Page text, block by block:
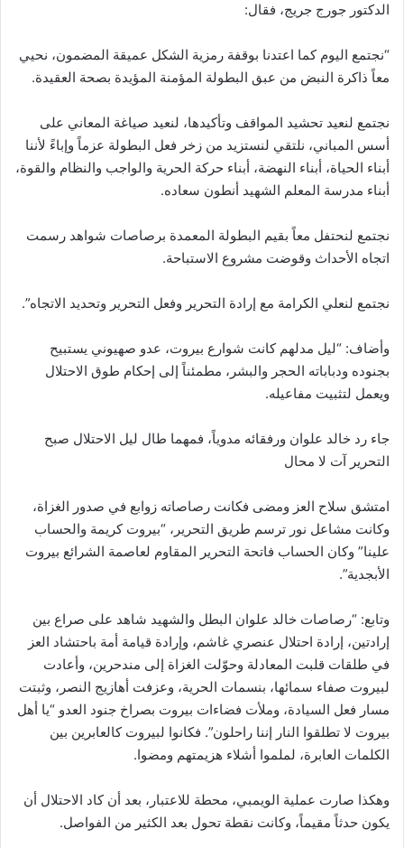
الدكتور جورج جريج، فقال:
“نجتمع اليوم كما اعتدنا بوقفة رمزية الشكل عميقة المضمون، نحيي
معاً ذاكرة النبض من عبق البطولة المؤمنة المؤيدة بصحة العقيدة.
نجتمع لنعيد تحشيد المواقف وتأكيدها، لنعيد صياغة المعاني على
أسس المباني، نلتقي لنستزيد من زخر فعل البطولة عزماً وإباءً لأننا
أبناء الحياة، أبناء النهضة، أبناء حركة الحرية والواجب والنظام والقوة،
أبناء مدرسة المعلم الشهيد أنطون سعاده.
نجتمع لنحتفل معاً بقيم البطولة المعمدة برصاصات شواهد رسمت
اتجاه الأحداث وقوضت مشروع الاستباحة.
نجتمع لنعلي الكرامة مع إرادة التحرير وفعل التحرير وتحديد الاتجاه”.
وأضاف: “ليل مدلهم كانت شوارع بيروت، عدو صهيوني يستبيح
بجنوده ودباباته الحجر والبشر، مطمئناً إلى إحكام طوق الاحتلال
ويعمل لتثبيت مفاعيله.
جاء رد خالد علوان ورفقائه مدوياً، فمهما طال ليل الاحتلال صبح
التحرير آت لا محال
امتشق سلاح العز ومضى فكانت رصاصاته زوابع في صدور الغزاة،
وكانت مشاعل نور ترسم طريق التحرير، “بيروت كريمة والحساب
علينا” وكان الحساب فاتحة التحرير المقاوم لعاصمة الشرائع بيروت
الأبجدية”.
وتابع: “رصاصات خالد علوان البطل والشهيد شاهد على صراع بين
إرادتين، إرادة احتلال عنصري غاشم، وإرادة قيامة أمة باحتشاد العز
في طلقات قلبت المعادلة وحوّلت الغزاة إلى مندحرين، وأعادت
لبيروت صفاء سمائها، بنسمات الحرية، وعزفت أهازيج النصر، وثبتت
مسار فعل السيادة، وملأت فضاءات بيروت بصراخ جنود العدو “يا أهل
بيروت لا تطلقوا النار إننا راحلون”. فكانوا لبيروت كالعابرين بين
الكلمات العابرة، لملموا أشلاء هزيمتهم ومضوا.
وهكذا صارت عملية الويمبي، محطة للاعتبار، بعد أن كاد الاحتلال أن
يكون حدثاً مقيماً، وكانت نقطة تحول بعد الكثير من الفواصل.